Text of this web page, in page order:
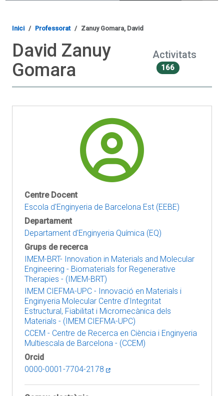
Inici Professorat Zanuy Gomara, David
David Zanuy
Gomara
Activitats
166
Centre Docent
Escola d'Enginyeria de Barcelona Est (EEBE)
Departament
Departament d'Enginyeria Química (EQ)
Grups de recerca
IMEM-BRT- Innovation in Materials and Molecular
Engineering - Biomaterials for Regenerative
Therapies - (IMEM-BRT)
IMEM CIEFMA-UPC - Innovació en Materials i
Enginyeria Molecular Centre d'Integritat
Estructural, Fiabilitat i Micromecànica dels
Materials - (IMEM CIEFMA-UPC)
CCEM - Centre de Recerca en Ciència i Enginyeria
Multiescala de Barcelona - (CCEM)
Orcid
0000-0001-7704-2178